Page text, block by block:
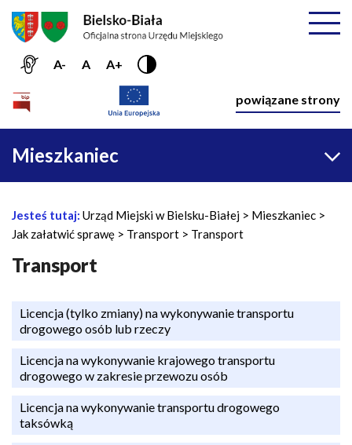
Przejdź do menu głównego
Przejdź do treści
Mapa serwisu
A- A A+
powiązane strony
Główna
nawigacja
Mieszkaniec
Ś
c
i
e
Jesteś tutaj: Urząd Miejski w Bielsku-Białej
Mieszkaniec
Jak załatwić sprawę
Transport Transport
Transport
Licencja (tylko zmiany) na wykonywanie transportu
drogowego osób lub rzeczy
Licencja na wykonywanie krajowego transportu
drogowego w zakresie przewozu osób
Licencja na wykonywanie transportu drogowego
taksówką